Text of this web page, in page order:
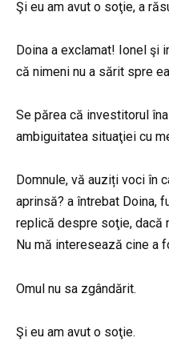
Şi eu am avut o soţie, a
Doina a exclamat! Ionel şi
că nimeni nu a sărit spre
Se părea că investitorul
ambiguitatea situaţiei cu
Domnule, vă auziți voci în
aprinsă? a întrebat Doina,
replică despre soţie, dacă
Nu mă interesează cine a
Omul nu sa zgândărit.
Şi eu am avut o soţie.